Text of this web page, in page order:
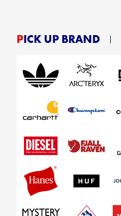
PICK UP BRAND